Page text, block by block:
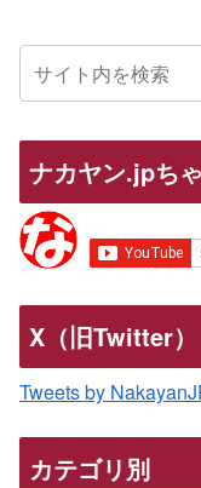
ナカヤン.jpち
X（旧Twitter）
Tweets by
カテゴリ別